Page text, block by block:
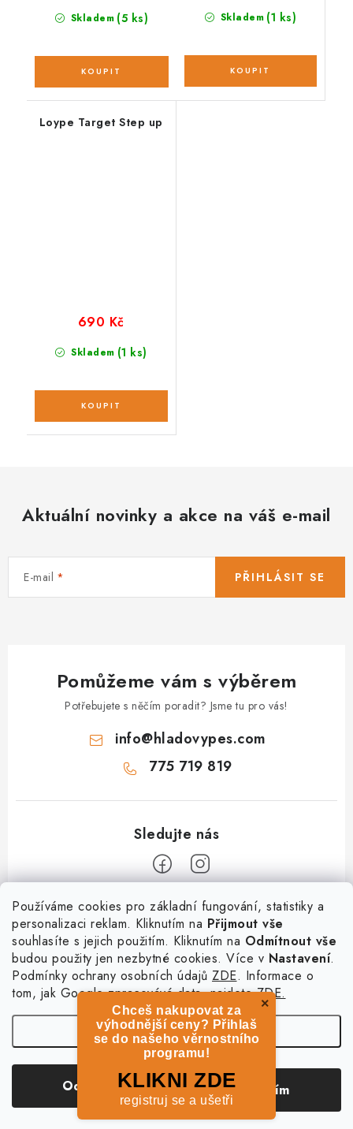
Používáme cookies pro základní fungování, statistiky a
personalizaci reklam. Kliknutím na Přijmout vše
souhlasíte s jejich použitím. Kliknutím na Odmítnout vše
budou použity jen nezbytné cookies. Více v Nastavení.
Podmínky ochrany osobních údajů ZDE. Informace o
tom, jak Google zpracovává data, najdeteZDE.
Nastavení
Odmítnout Souhlasím
Skladem (5 ks) Skladem (1 ks)
Loype Target Step up
Skladem (1 ks)
690 Kč
Aktuální novinky a akce na váš e-mail
E-mail PŘIHLÁSIT SE
Pomůžeme vám s výběrem
Potřebujete s něčím poradit? Jsme tu pro vás!
info@hladovypes.com
775 719 819
Informace
O nás
Kontakty
Výměna, vrácení a reklamace
Podmínky ochrany osobních údajů
Zásady použivání souboru cookies
Služby
PetExpert - pojištění psů
Pujčení paddleboardu a psí plovací vesty
Osobní odběr zboží - PRODEJNA
Vytvořil Shoptet
hladovypes.com. Všechna práva vyhrazena. Upravit nastavení
cookies
×
Chceš nakupovat za
výhodnější ceny? Přihlaš
se do našeho věrnostního
programu!
KLIKNI ZDE
registruj se a ušetři